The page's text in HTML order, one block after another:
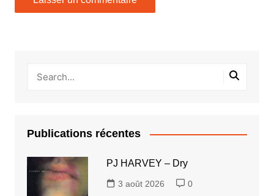
Publications récentes
PJ HARVEY – Dry
3 août 2026 0